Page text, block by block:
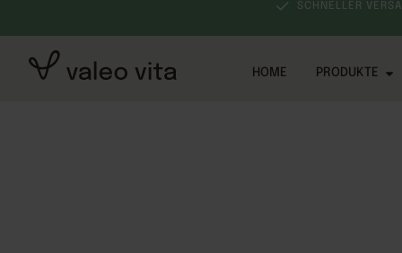
SCHNELLER
HOME PRODUKTE